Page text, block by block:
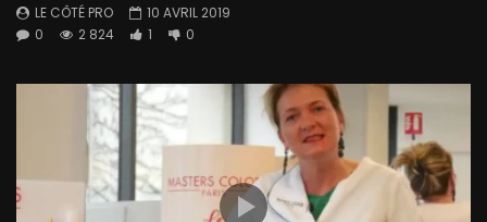
LE CÔTÉ PRO
10 AVRIL 2019
0
2 824 1 0